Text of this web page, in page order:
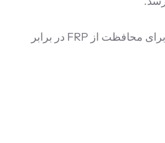
در کاربردهای روباز یا محیط‌های تهاجمی، یک لایه پوشش محافظ (مانند رنگ‌های پلی یورتان مقاوم در برابر UV یا ملات‌های سیمانی) برای محافظت از FRP در برابر